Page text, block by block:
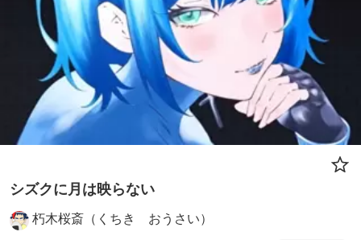
シズクに月は映らない
朽木桜斎（くちき おうさい）